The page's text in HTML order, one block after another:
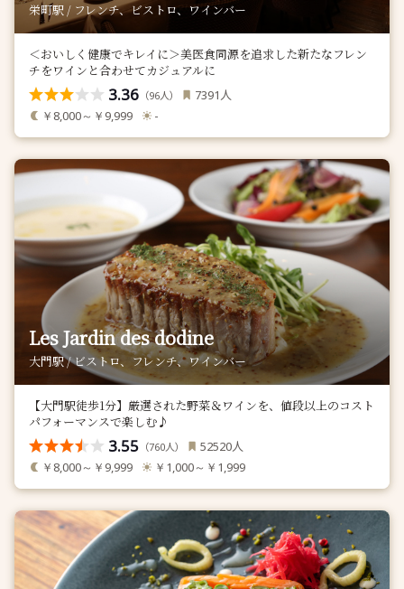
栄町駅 / フレンチ、ビストロ、ワインバー
＜おいしく健康でキレイに＞美医食同源を追求した新たなフレン
チをワインと合わせてカジュアルに
3.36 （96人） 7391 人
￥8,000～￥9,999 -
Les Jardin des dodine
大門駅 / ビストロ、フレンチ、ワインバー
【大門駅徒歩1分】厳選された野菜＆ワインを、値段以上のコスト
パフォーマンスで楽しむ♪
3.55 （760人） 52520人
￥8,000～￥9,999 ￥1,000～￥1,999